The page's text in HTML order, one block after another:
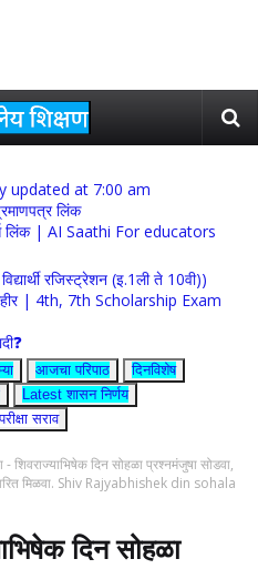
updated at 7:00 am
लिंक
लिंक | AI Saathi For educators
रजिस्ट्रेशन (इ.1ली ते 10वी))
जाहीर | 4th, 7th Scholarship Exam
आजचा परिपाठ
दिनविशेष
Latest शासन निर्णय
सराव
- शिवराज्याभिषेक दिन सोहळा प्रश्नमंजुषा सोडवा,
मिळवा. Shiv Rajyabhishek din sohala
दिन सोहळा